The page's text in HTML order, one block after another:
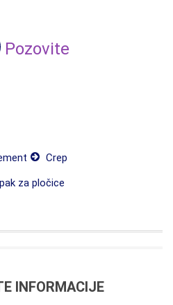
Pozovite
Crep
za pločice
INFORMACIJE